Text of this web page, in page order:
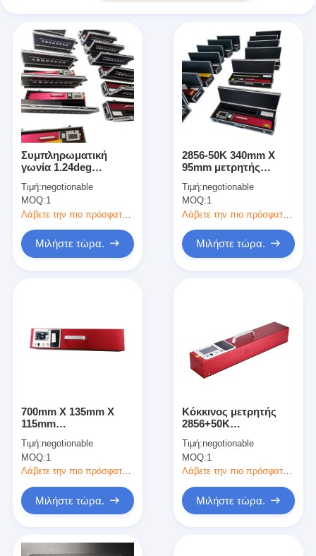
Συμπληρωματική
γωνία 1.24deg
τα οδικά σημάδια
Τιμή:negotionable
MOQ:1
Λάβετε την πιο πρόσφατη τιμή
Μιλήστε τώρα.
2856-50K 340mm X
95mm μετρητής
για τα οδικά σημάδια
Τιμή:negotionable
MOQ:1
Μιλήστε τώρα.
700mm X 135mm X
115mm
το οδικό
κατοχυρωμένο με
δίπλωμα
σημάδια οπτικό
σύστημα
Τιμή:negotionable
MOQ:1
Λάβετε την πιο πρόσφατη τιμή
Μιλήστε τώρα.
Κόκκινος μετρητής
2856+50K
οδικών σημαδιών
Τιμή:negotionable
MOQ:1
Λάβετε την πιο πρόσφατη τιμή
Μιλήστε τώρα.